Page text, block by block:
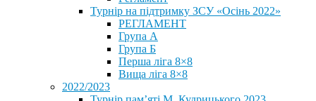
Турнір на підтримку ЗСУ «Осінь 2022»
РЕГЛАМЕНТ
Група А
Група Б
Перша ліга 8×8
Вища ліга 8×8
2022/2023